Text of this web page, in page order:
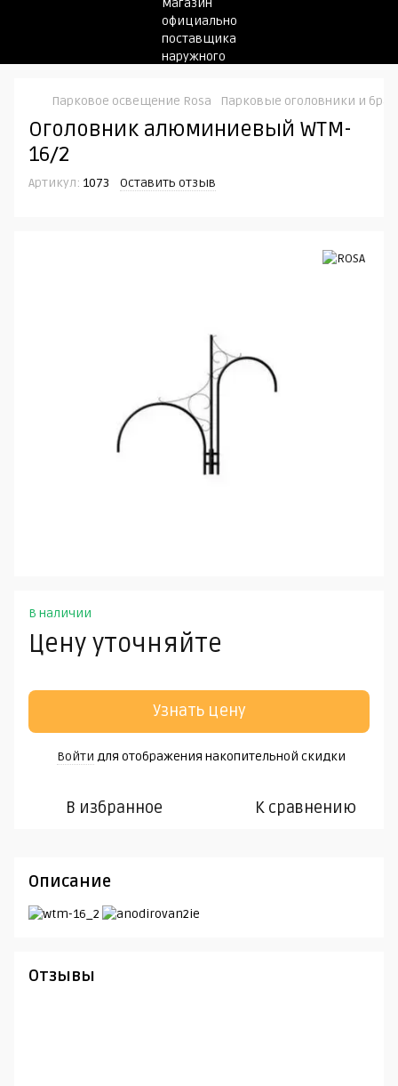
Парковое освещение Rosa Парковые оголовники и бра
Оголовник алюминиевый WTM-
16/2
Артикул: 1073 Оставить отзыв
В наличии
Цену уточняйте
Узнать цену
Войти для отображения накопительной скидки
В избранное К сравнению
Описание
Отзывы